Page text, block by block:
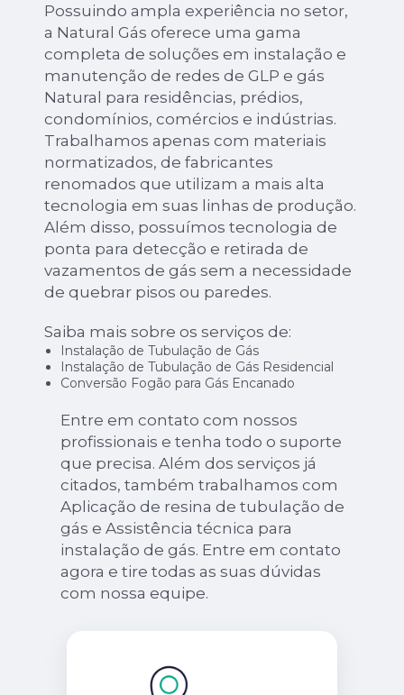
Possuindo ampla experiência no setor,
a Natural Gás oferece uma gama
completa de soluções em instalação e
manutenção de redes de GLP e gás
Natural para residências, prédios,
condomínios, comércios e indústrias.
Trabalhamos apenas com materiais
normatizados, de fabricantes
renomados que utilizam a mais alta
tecnologia em suas linhas de produção.
Além disso, possuímos tecnologia de
ponta para detecção e retirada de
vazamentos de gás sem a necessidade
de quebrar pisos ou paredes.
Saiba mais sobre os serviços de:
Instalação de Tubulação de Gás
Instalação de Tubulação de Gás Residencial
Conversão Fogão para Gás Encanado
Entre em contato com nossos
profissionais e tenha todo o suporte
que precisa. Além dos serviços já
citados, também trabalhamos com
Aplicação de resina de tubulação de
gás e Assistência técnica para
instalação de gás. Entre em contato
agora e tire todas as suas dúvidas
com nossa equipe.